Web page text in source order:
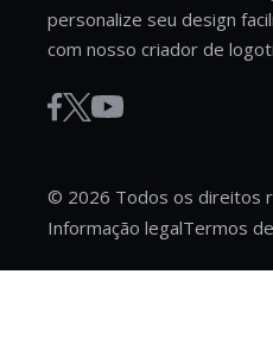
personalize seu design
com nosso criador de
© 2026 Todos os direitos
Informação legalTermos